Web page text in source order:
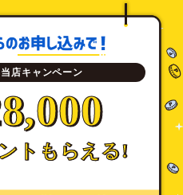
当店キャンペーン
トもらえる!